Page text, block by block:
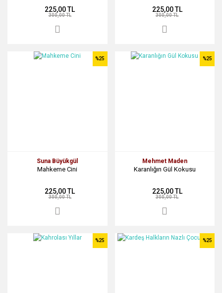
225,00 TL
300,00 TL
225,00 TL
300,00 TL
Suna Büyükgül
Mahkeme Cini
%25
225,00 TL
300,00 TL
Mehmet Maden
Karanlığın Gül Kokusu
%25
225,00 TL
300,00 TL
%25 %25